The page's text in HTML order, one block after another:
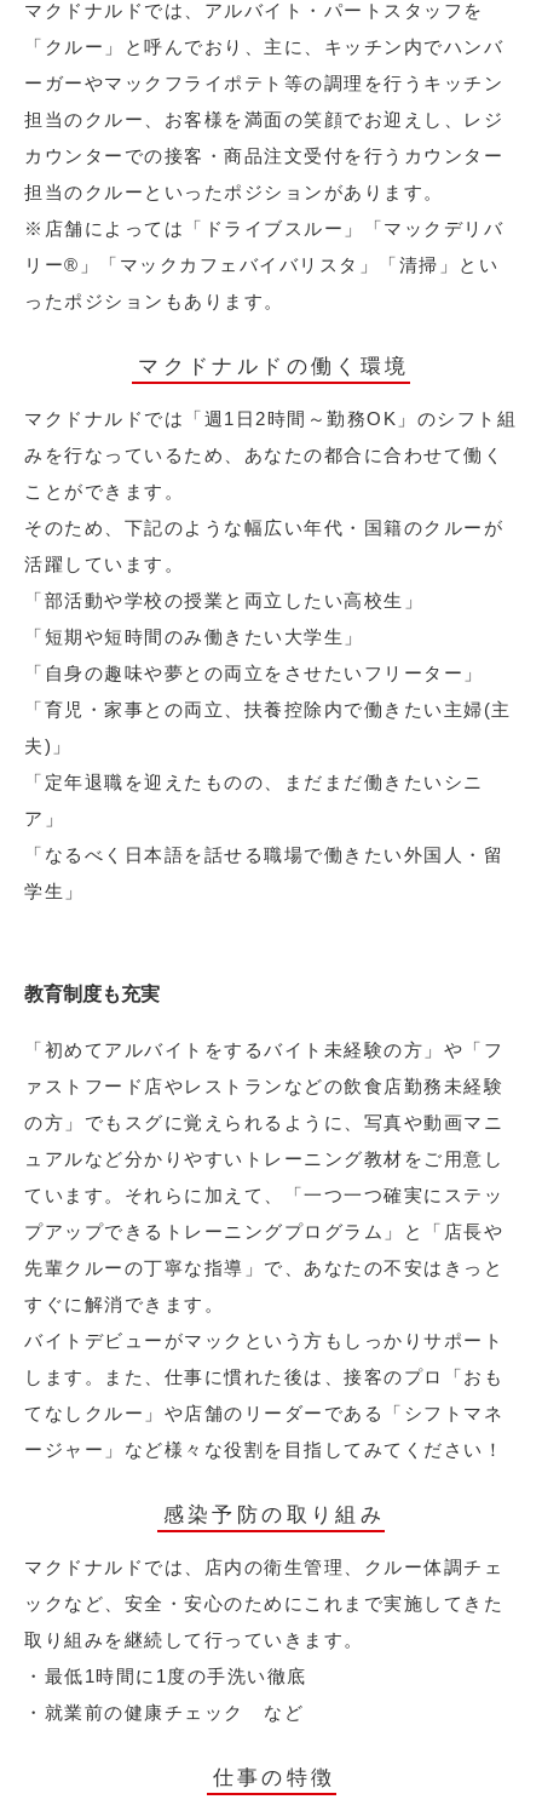
マクドナルドでは、アルバイト・パートスタッフを
「クルー」と呼んでおり、主に、キッチン内でハンバ
ーガーやマックフライポテト等の調理を行うキッチン
担当のクルー、お客様を満面の笑顔でお迎えし、レジ
カウンターでの接客・商品注文受付を行うカウンター
担当のクルーといったポジションがあります。
※店舗によっては「ドライブスルー」「マックデリバ
リー®︎」「マックカフェバイバリスタ」「清掃」とい
ったポジションもあります。
マクドナルドの働く環境
マクドナルドでは「週1日2時間～勤務OK」のシフト組
みを行なっているため、あなたの都合に合わせて働く
ことができます。
そのため、下記のような幅広い年代・国籍のクルーが
活躍しています。
「部活動や学校の授業と両立したい高校生」
「短期や短時間のみ働きたい大学生」
「自身の趣味や夢との両立をさせたいフリーター」
「育児・家事との両立、扶養控除内で働きたい主婦(主
夫)」
「定年退職を迎えたものの、まだまだ働きたいシニ
ア」
「なるべく日本語を話せる職場で働きたい外国人・留
学生」
教育制度も充実
「初めてアルバイトをするバイト未経験の方」や「フ
ァストフード店やレストランなどの飲食店勤務未経験
の方」でもスグに覚えられるように、写真や動画マニ
ュアルなど分かりやすいトレーニング教材をご用意し
ています。それらに加えて、「一つ一つ確実にステッ
プアップできるトレーニングプログラム」と「店長や
先輩クルーの丁寧な指導」で、あなたの不安はきっと
すぐに解消できます。
バイトデビューがマックという方もしっかりサポート
します。また、仕事に慣れた後は、接客のプロ「おも
てなしクルー」や店舗のリーダーである「シフトマネ
ージャー」など様々な役割を目指してみてください！
感染予防の取り組み
マクドナルドでは、店内の衛生管理、クルー体調チェ
ックなど、安全・安心のためにこれまで実施してきた
取り組みを継続して行っていきます。
・最低1時間に1度の手洗い徹底
・就業前の健康チェック など
仕事の特徴